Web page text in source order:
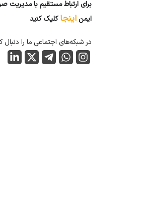
برای ارتباط مستقیم با مدیریت
ایمن اینجاکلیک کنید
در شبکه‌های اجتماعی ما را دنبال